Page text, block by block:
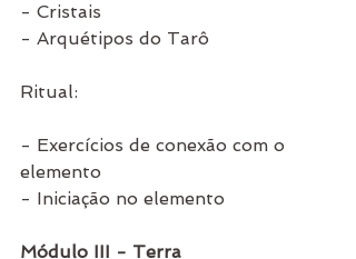
- Cristais
- Arquétipos do Tarô
Ritual:
- Exercícios de conexão com o
elemento
- Iniciação no elemento
Módulo III - Terra